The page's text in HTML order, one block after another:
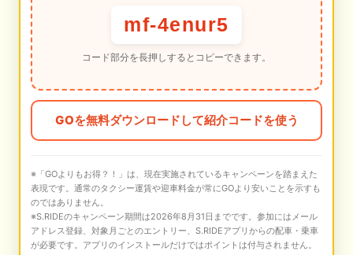
mf-4enur5
コード部分を長押しするとコピーできます。
GOを無料ダウンロードして紹介コードを使う
※「GOよりもお得？！」は、現在実施されているキャンペーンを踏まえた
表現です。通常のタクシー運賃や迎車料金が常にGOより安いことを示すも
のではありません。
※S.RIDEのキャンペーン期間は2026年8月31日までです。参加にはメール
アドレス登録、対象月ごとのエントリー、S.RIDEアプリからの配車・乗車
が必要です。アプリのインストールだけではポイントは付与されません。